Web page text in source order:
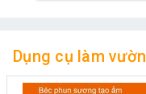
Dụng cụ làm vườn